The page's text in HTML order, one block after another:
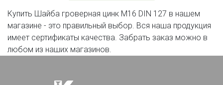
Купить Шайба гроверная цинк М16 DIN 127 в нашем
магазине - это правильный выбор. Вся наша продукция
имеет сертификаты качества. Забрать заказ можно в
любом из наших магазинов.